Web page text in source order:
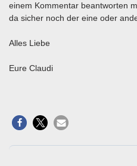
einem Kommentar beantworten
da sicher noch der eine oder
Alles Liebe
Eure Claudi